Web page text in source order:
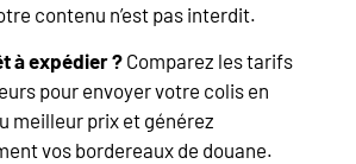
contenu n’est pas interdit.
à expédier ? Comparez les tarifs
pour envoyer votre colis en
meilleur prix et générez
vos bordereaux de douane.